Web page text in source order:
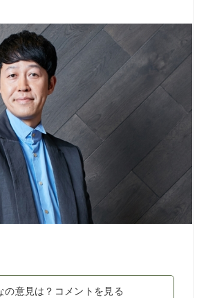
の意見は？コメントを見る